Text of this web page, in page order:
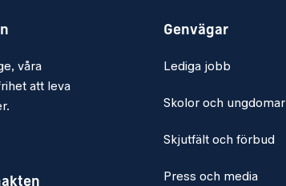
våra
att leva
Genvägar
Lediga jobb
Skolor och ungdomar
Skjutfält och förbud
Press och media